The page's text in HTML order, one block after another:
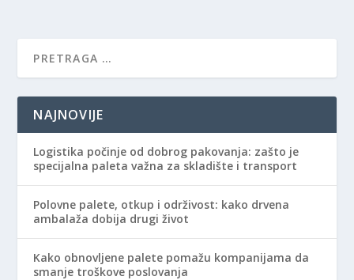
NAJNOVIJE
Logistika počinje od dobrog pakovanja: zašto je
specijalna paleta važna za skladište i transport
Polovne palete, otkup i održivost: kako drvena
ambalaža dobija drugi život
Kako obnovljene palete pomažu kompanijama da
smanje troškove poslovanja